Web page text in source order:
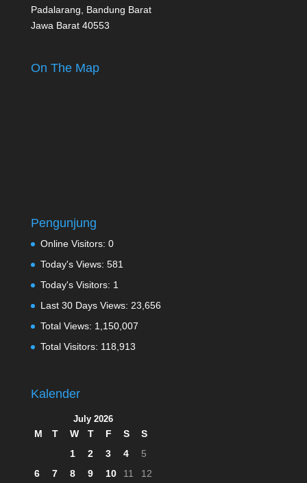
Padalarang, Bandung Barat
Jawa Barat 40553
On The Map
Pengunjung
Online Visitors: 0
Today's Views: 581
Today's Visitors: 1
Last 30 Days Views: 23,656
Total Views: 1,150,007
Total Visitors: 118,913
Kalender
July 2026
M T W T F S
S
1
2 3 4
5
6
7 8 9 10 11 12